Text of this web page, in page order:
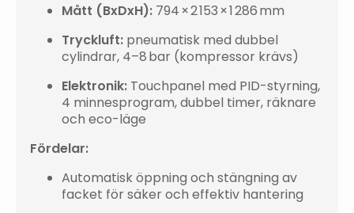
Mått (BxDxH): 794 × 2 153 × 1 286 mm
Tryckluft: pneumatisk med dubbel
cylindrar, 4–8 bar (kompressor krävs)
Elektronik: Touchpanel med PID-styrning,
4 minnesprogram, dubbel timer, räknare
och eco-läge
Fördelar:
Automatisk öppning och stängning av
facket för säker och effektiv hantering